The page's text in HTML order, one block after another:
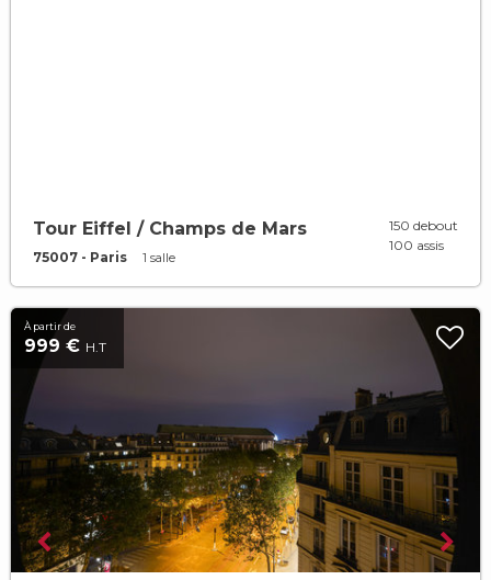
Tour Eiffel / Champs de Mars
75007 - Paris 1 salle
150 debout
100 assis
À partir de
999 € H.T